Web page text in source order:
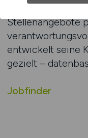
Generalisten ist.
Stellenangebote
entwickelt seine
gezielt –
Jobfinder